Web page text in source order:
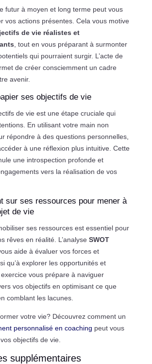
futur à moyen et long terme peut vous
vos actions présentes. Cela vous motive
de vie réalistes et
, tout en vous préparant à surmonter
qui pourraient surgir. L’acte de
de créer consciemment un cadre
avenir.
ses objectifs de vie
de vie est une étape cruciale qui
En utilisant votre main non
répondre à des questions personnelles,
à une réflexion plus intuitive. Cette
une introspection profonde et
vers la réalisation de vos
sur ses ressources pour mener à
de vie
ses ressources est essentiel pour
rêves en réalité. L’analyse SWOT
aide à évaluer vos forces et
qu’à explorer les opportunités et
vous prépare à naviguer
vos objectifs en optimisant ce que
comblant les lacunes.
votre vie? Découvrez comment un
personnalisé en coaching peut vous
objectifs de vie.
supplémentaires